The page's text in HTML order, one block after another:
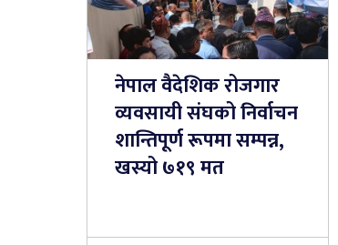
नेपाल वैदेशिक रोजगार
व्यवसायी संघको निर्वाचन
शान्तिपूर्ण रूपमा सम्पन्न,
खस्यो ७१९ मत